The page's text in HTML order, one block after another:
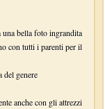
una bella foto ingrandita
con tutti i parenti per il
del genere
anche con gli attrezzi